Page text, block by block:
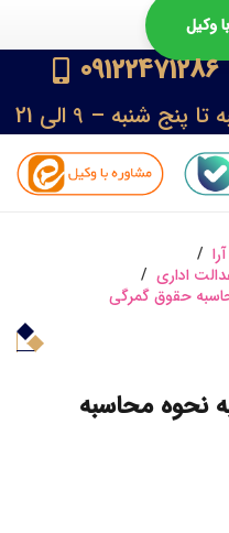
وکیل
09122471286
پنج شنبه – 9 الی 21
/
اداری /
حقوق گمرگی
نحوه محاسبه